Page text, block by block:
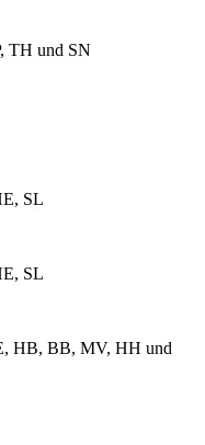
TH und SN
SL
SL
HB, BB, MV, HH und